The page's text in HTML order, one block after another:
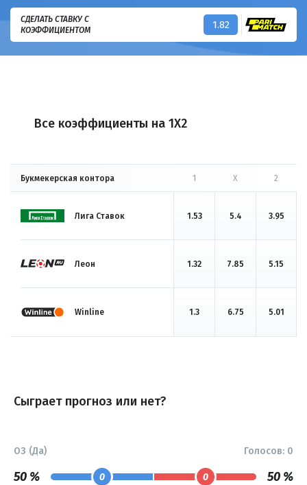
СДЕЛАТЬ СТАВКУ С
КОЭФФИЦИЕНТОМ
1.82
Все коэффициенты на 1X2
Букмекерская контора 1 X 2
Лига Ставок 1.53 5.4 3.95
Леон 1.32 7.85 5.15
Winline 1.3 6.75 5.01
Сыграет прогноз или нет?
ОЗ (Да) Голосов: 0
50 % 0 0 50 %